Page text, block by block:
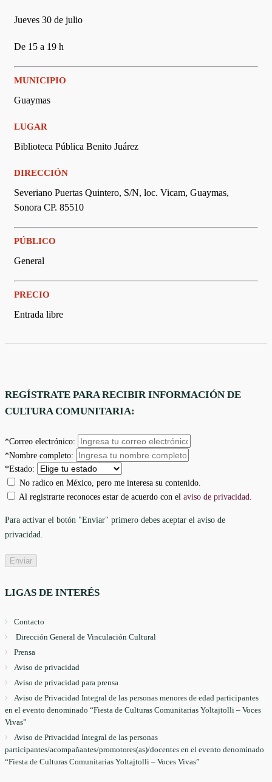
Jueves 30 de julio
De 15 a 19 h
MUNICIPIO
Guaymas
LUGAR
Biblioteca Pública Benito Juárez
DIRECCIÓN
Severiano Puertas Quintero, S/N, loc. Vicam, Guaymas,
Sonora CP. 85510
PÚBLICO
General
PRECIO
Entrada libre
REGÍSTRATE PARA RECIBIR INFORMACIÓN DE
CULTURA COMUNITARIA:
*Correo electrónico:
*Nombre completo:
*Estado:
No radico en México, pero me interesa su contenido.
Al registrarte reconoces estar de acuerdo con el aviso de privacidad.
Para activar el botón "Enviar" primero debes aceptar el aviso de
privacidad.
LIGAS DE INTERÉS
Contacto
Dirección General de Vinculación Cultural
Prensa
Aviso de privacidad
Aviso de privacidad para prensa
Aviso de Privacidad Integral de las personas menores de edad participantes
en el evento denominado “Fiesta de Culturas Comunitarias Yoltajtolli – Voces
Vivas”
Aviso de Privacidad Integral de las personas
participantes/acompañantes/promotores(as)/docentes en el evento denominado
“Fiesta de Culturas Comunitarias Yoltajtolli – Voces Vivas”